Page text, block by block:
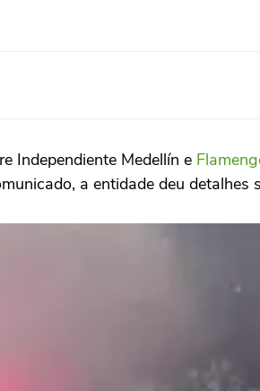
Independiente Medellín e
a entidade deu detalhes